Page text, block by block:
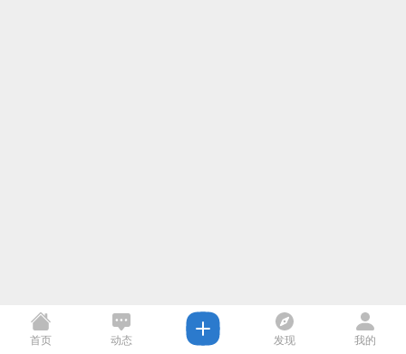
首页 动态 发现 我的